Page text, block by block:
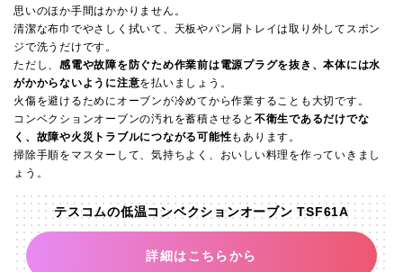
思いのほか手間はかかりません。
清潔な布巾でやさしく拭いて、天板やパン屑トレイは取り外してスポン
ジで洗うだけです。
ただし、 感電や故障を防ぐため作業前は電源プラグを抜き、本体には水
がかからないように注意を払いましょう。
火傷を避けるためにオーブンが冷めてから作業することも大切です。
コンベクションオーブンの汚れを蓄積させると 不衛生であるだけでな
く、故障や火災トラブルにつながる可能性もあります。
掃除手順をマスターして、気持ちよく、おいしい料理を作っていきまし
ょう。
テスコムの低温コンベクションオーブン TSF61A
詳細はこちらから